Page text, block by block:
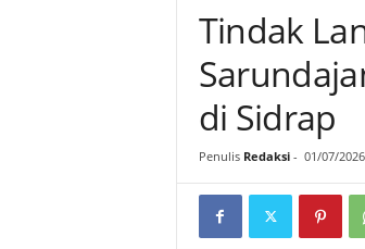
Tindak
di Sidrap
Penulis Redaksi- 01/07/2026